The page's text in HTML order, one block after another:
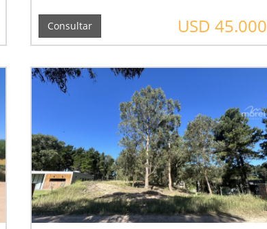
Consultar USD 45.000